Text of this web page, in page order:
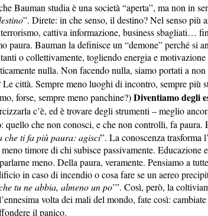
Bauman studia è una società “aperta”, ma non in
”. Direte: in che senso, il destino? Nel senso più
cattiva informazione, business sbagliati…
paura. Bauman la definisce un “demone” perché si
o collettivamente, togliendo energia e
nulla. Non facendo nulla, siamo portati a
città. Sempre meno luoghi di incontro, sempre più
forse, sempre meno panchine?)Diventiamo degli
c’è, ed è trovare degli strumenti – meglio
: quello che non conosci, e che non controlli, fa paura.
che ti fa più paura: agisci”. La conoscenza trasforma
timore di chi subisce passivamente. Educazione
meno. Della paura, veramente. Pensiamo a
in caso di incendio o cosa fare se un aereo
tu ne abbia, almeno un po’”. Così, però, la
volta dei mali del mondo, fate così:
il panico.